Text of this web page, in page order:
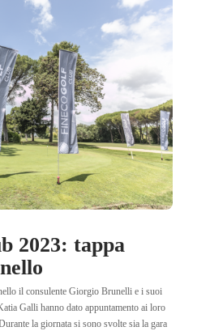
2023: tappa
il consulente Giorgio Brunelli e i suoi
Galli hanno dato appuntamento ai loro
la giornata si sono svolte sia la gara